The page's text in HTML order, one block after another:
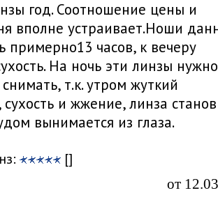
год. Соотношение цены и
вполне устраивает.Ноши
примерно13 часов, к вечеру
На ночь эти линзы нужно
т.к. утром жуткий
и жжение, линза
вынимается из глаза.
[]
от